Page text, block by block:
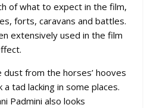
of what to expect in the film,
forts, caravans and battles.
extensively used in the film
dust from the horses’ hooves
tad lacking in some places.
Padmini also looks